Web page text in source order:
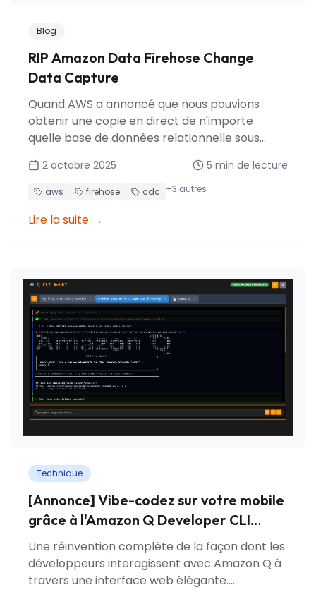
Blog
RIP Amazon Data Firehose Change
Data Capture
Quand AWS a annoncé que nous pouvions
obtenir une copie en direct de n'importe
quelle base de données relationnelle sous
enthousiaste. Pendant près d'un an, cela a
tenu ses promesses. Puis AWS a abandonné
chercher des alternatives.
2 octobre 2025 5 min de lecture
aws firehose cdc +3 autres
Lire la suite →
Technique
[Annonce] Vibe-codez sur votre mobile
grâce à l'Amazon Q Developer CLI
WebUI
Une réinvention complète de la façon dont les
développeurs interagissent avec Amazon Q à
travers une interface web élégante.